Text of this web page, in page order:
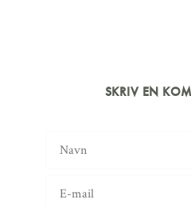
SKRIV EN